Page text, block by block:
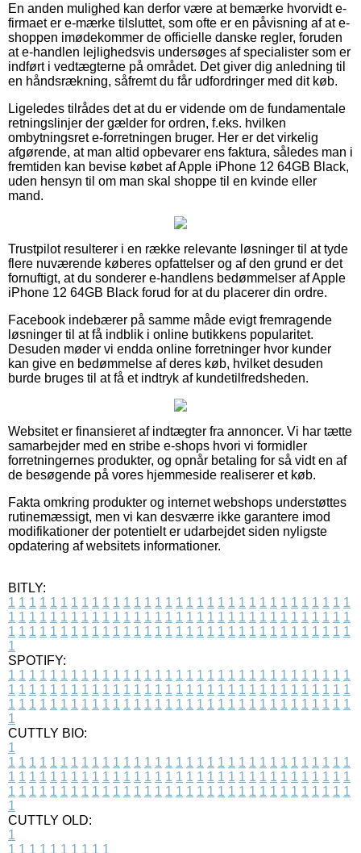
En anden mulighed kan derfor være at bemærke hvorvidt e-
firmaet er e-mærke tilsluttet, som ofte er en påvisning af at e-
shoppen imødekommer de officielle danske regler, foruden
at e-handlen lejlighedsvis undersøges af specialister som er
indført i vedtægterne på området. Det giver dig anledning til
en håndsrækning, såfremt du får udfordringer med dit køb.
Ligeledes tilrådes det at du er vidende om de fundamentale
retningslinjer der gælder for ordren, f.eks. hvilken
ombytningsret e-forretningen bruger. Her er det virkelig
afgørende, at man altid opbevarer ens faktura, således man i
fremtiden kan bevise købet af Apple iPhone 12 64GB Black,
uden hensyn til om man skal shoppe til en kvinde eller
mand.
Trustpilot resulterer i en række relevante løsninger til at tyde
flere nuværende køberes opfattelser og af den grund er det
fornuftigt, at du sonderer e-handlens bedømmelser af Apple
iPhone 12 64GB Black forud for at du placerer din ordre.
Facebook indebærer på samme måde evigt fremragende
løsninger til at få indblik i online butikkens popularitet.
Desuden møder vi endda online forretninger hvor kunder
kan give en bedømmelse af deres køb, hvilket desuden
burde bruges til at få et indtryk af kundetilfredsheden.
Websitet er finansieret af indtægter fra annoncer. Vi har tætte
samarbejder med en stribe e-shops hvori vi formidler
forretningernes produkter, og opnår betaling for så vidt en af
de besøgende på vores hjemmeside realiserer et køb.
Fakta omkring produkter og internet webshops understøttes
rutinemæssigt, men vi kan desværre ikke garantere imod
modifikationer der potentielt er udarbejdet siden nyligste
opdatering af websitets informationer.
BITLY:
1 1 1 1 1 1 1 1 1 1 1 1 1 1 1 1 1 1 1 1 1 1 1 1 1 1 1 1 1 1 1 1 1
1 1 1 1 1 1 1 1 1 1 1 1 1 1 1 1 1 1 1 1 1 1 1 1 1 1 1 1 1 1 1 1 1
1 1 1 1 1 1 1 1 1 1 1 1 1 1 1 1 1 1 1 1 1 1 1 1 1 1 1 1 1 1 1 1 1
1
SPOTIFY:
1 1 1 1 1 1 1 1 1 1 1 1 1 1 1 1 1 1 1 1 1 1 1 1 1 1 1 1 1 1 1 1 1
1 1 1 1 1 1 1 1 1 1 1 1 1 1 1 1 1 1 1 1 1 1 1 1 1 1 1 1 1 1 1 1 1
1 1 1 1 1 1 1 1 1 1 1 1 1 1 1 1 1 1 1 1 1 1 1 1 1 1 1 1 1 1 1 1 1
1
CUTTLY BIO:
1
1 1 1 1 1 1 1 1 1 1 1 1 1 1 1 1 1 1 1 1 1 1 1 1 1 1 1 1 1 1 1 1 1
1 1 1 1 1 1 1 1 1 1 1 1 1 1 1 1 1 1 1 1 1 1 1 1 1 1 1 1 1 1 1 1 1
1 1 1 1 1 1 1 1 1 1 1 1 1 1 1 1 1 1 1 1 1 1 1 1 1 1 1 1 1 1 1 1 1
1
CUTTLY OLD:
1
1 1 1 1 1 1 1 1 1 1